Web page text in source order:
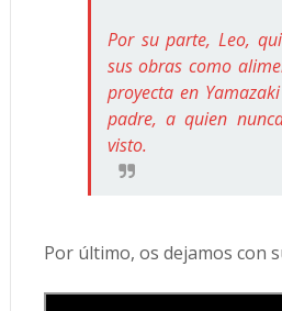
Por su parte, Leo,
sus obras como
proyecta en
padre, a quien
visto.
Por último, os dejamos con